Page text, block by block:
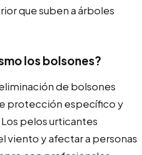
que suben a árboles
los bolsones?
de bolsones
protección específico y
pelos urticantes
viento y afectar a personas